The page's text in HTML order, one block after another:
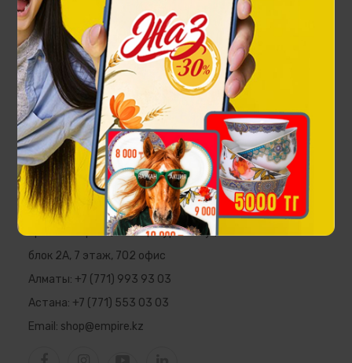
Чайная пара Ханшайым на 1 персону
22 000 ₸
EMPIRE
Республика Казахстан, г. Алматы,
пр. Аль-Фараби, 5 ПФЦ "Нурлы Тау",
блок 2А, 7 этаж, 702 офис
Алматы: +7 (771) 993 93 03
Астана: +7 (771) 553 03 03
Email: shop@empire.kz